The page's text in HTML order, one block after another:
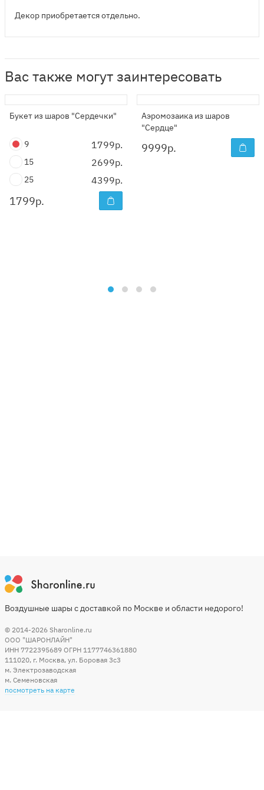
Декор приобретается отдельно.
Вас также могут заинтересовать
Букет из шаров "Сердечки"
9 1799р.
15 2699р.
25 4399р.
1799р.
Аэромозаика из шаров
"Сердце"
9999р.
Воздушные шары с доставкой по Москве и области недорого!
© 2014-2026 Sharonline.ru
ООО "ШАРОНЛАЙН"
ИНН 7722395689 ОГРН 1177746361880
111020, г. Москва, ул. Боровая 3c3
м. Электрозаводская
м. Семеновская
посмотреть на карте